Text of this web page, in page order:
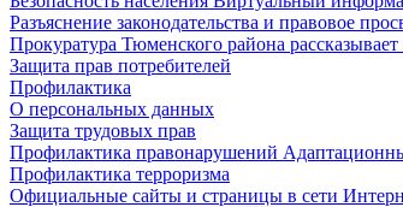
Разъяснение законодательства и правовое
Прокуратура Тюменского района
Защита прав потребителей
Профилактика
О персональных данных
Защита трудовых прав
Профилактика правонарушений
Профилактика терроризма
Официальные сайты и страницы в сети